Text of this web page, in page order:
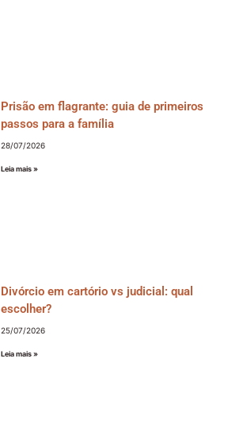
Prisão em flagrante: guia de primeiros
passos para a família
28/07/2026
Leia mais »
Divórcio em cartório vs judicial: qual
escolher?
25/07/2026
Leia mais »